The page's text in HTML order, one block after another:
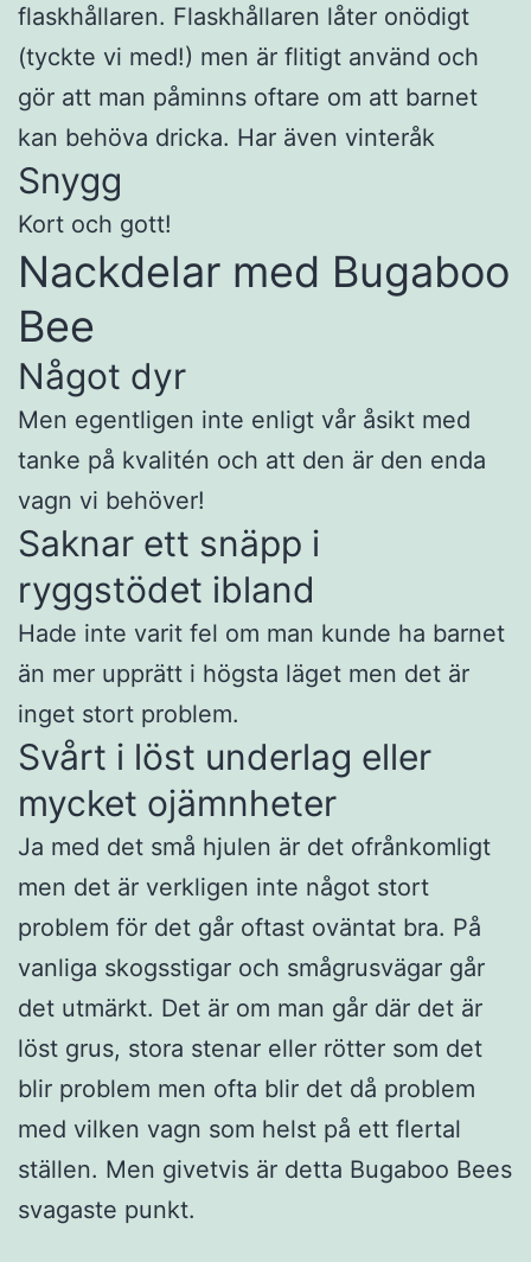
flaskhållaren. Flaskhållaren låter onödigt
(tyckte vi med!) men är flitigt använd och
gör att man påminns oftare om att barnet
kan behöva dricka. Har även vinteråk
Snygg
Kort och gott!
Nackdelar med Bugaboo
Bee
Något dyr
Men egentligen inte enligt vår åsikt med
tanke på kvalitén och att den är den enda
vagn vi behöver!
Saknar ett snäpp i
ryggstödet ibland
Hade inte varit fel om man kunde ha barnet
än mer upprätt i högsta läget men det är
inget stort problem.
Svårt i löst underlag eller
mycket ojämnheter
Ja med det små hjulen är det ofrånkomligt
men det är verkligen inte något stort
problem för det går oftast oväntat bra. På
vanliga skogsstigar och smågrusvägar går
det utmärkt. Det är om man går där det är
löst grus, stora stenar eller rötter som det
blir problem men ofta blir det då problem
med vilken vagn som helst på ett flertal
ställen. Men givetvis är detta Bugaboo Bees
svagaste punkt.